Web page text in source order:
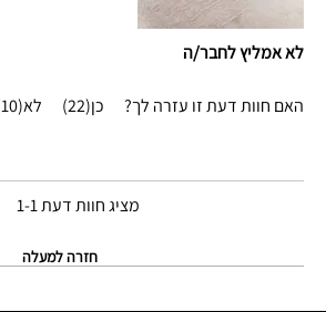
לא אמליץ לחבר/ה
האם חוות דעת זו עזרה לך? 22
10
מציג חוות דעת1-1
חזרה למעלה